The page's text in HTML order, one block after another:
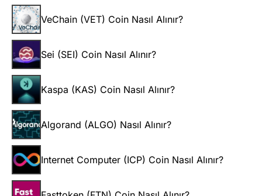
VeChain (VET) Coin Nasıl Alınır?
Sei (SEI) Coin Nasıl Alınır?
Kaspa (KAS) Coin Nasıl Alınır?
Algorand (ALGO) Nasıl Alınır?
Internet Computer (ICP) Coin Nasıl Alınır?